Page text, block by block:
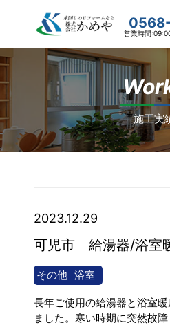
営業時間
施工実
2023.12.29
可児市 給湯器/浴室
その他 浴室
長年ご使用の給湯器と浴室
ました。寒い時期に突然故